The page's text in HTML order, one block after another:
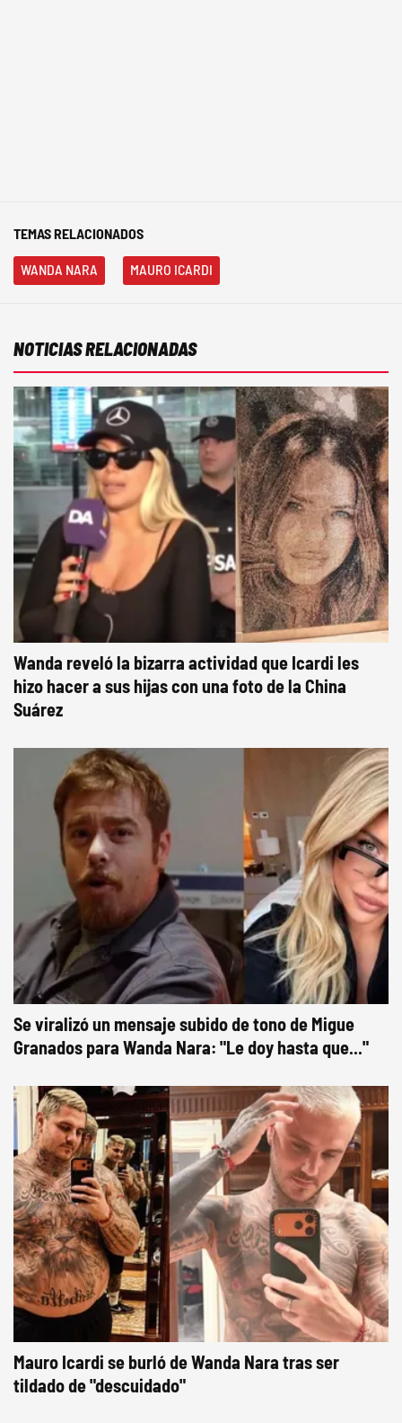
TEMAS RELACIONADOS
WANDA NARA MAURO ICARDI
NOTICIAS RELACIONADAS
Wanda reveló la bizarra actividad que Icardi les
hizo hacer a sus hijas con una foto de la China
Suárez
Se viralizó un mensaje subido de tono de Migue
Granados para Wanda Nara: "Le doy hasta que..."
Mauro Icardi se burló de Wanda Nara tras ser
tildado de "descuidado"